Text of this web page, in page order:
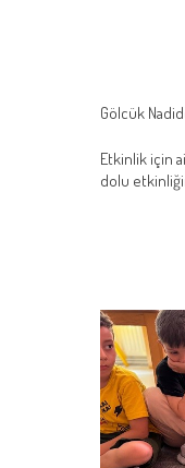
Gölcük
Etkinlik için
dolu